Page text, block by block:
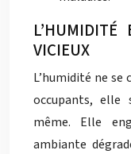
VICIEUX
L’humidité ne se
occupants, elle
même. Elle
ambiante